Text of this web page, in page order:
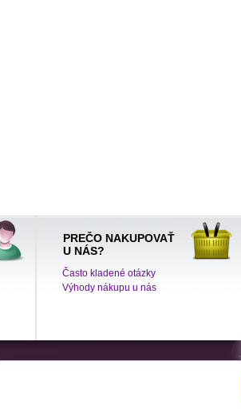
PREČO NAKUPOVAŤ
U NÁS?
Často kladené otázky
Výhody nákupu u nás
Tvorba internetového obchodu